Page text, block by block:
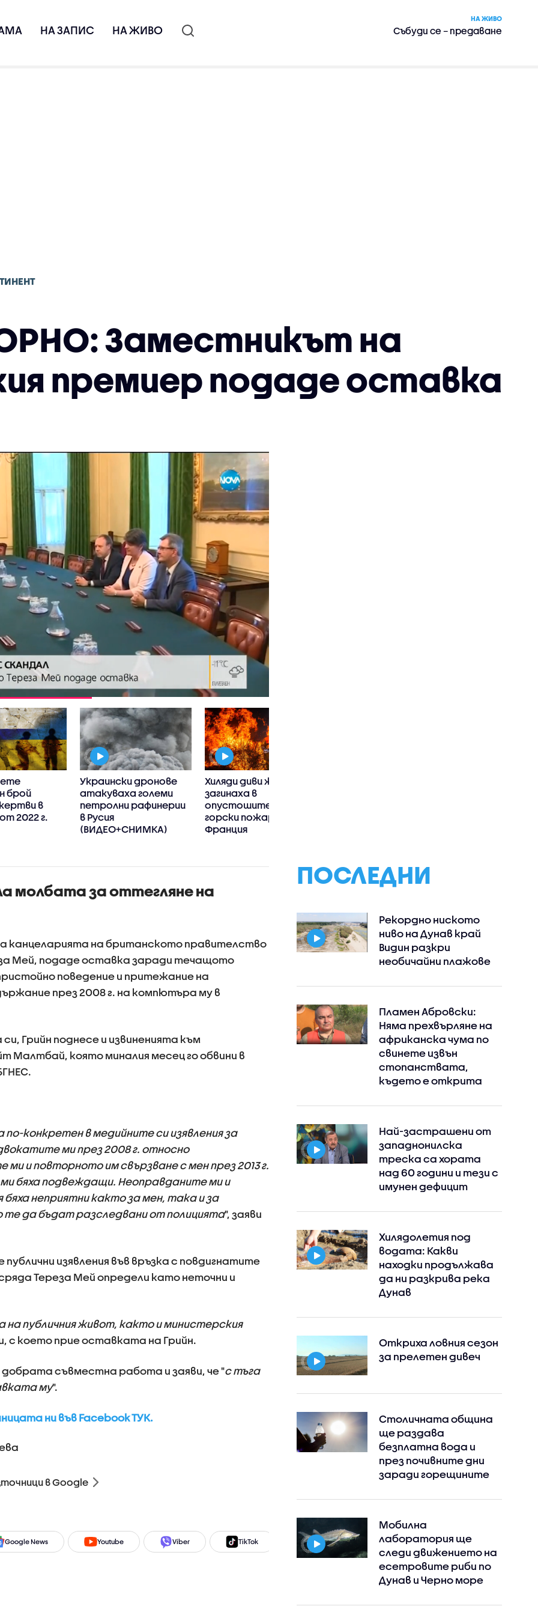
НА ЗАПИС НА ЖИВО
НА ЖИВО
Събуди се – предаване
Заместникът на
премиер подаде оставка
брой
в
2022 г.
Украински дронове
атакуваха големи
петролни рафинерии
в Русия
(ВИДЕО+СНИМКА)
Хиляди диви животни
загинаха в
опустошителните
горски пожари във
Франция
молбата за оттегляне на
канцеларията на британското правителство
Мей, подаде оставка заради течащото
поведение и притежание на
през 2008 г. на компютъра му в
Грийн поднесе и извиненията към
Малтбай, която миналия месец го обвини в
конкретен в медийните си изявления за
ми през 2008 г. относно
и повторното им свързване с мен през 2013 г.
ми бяха подвеждащи. Неоправданите ми и
неприятни както за мен, така и за
те да бъдат разследвани от полицията", заяви
изявления във връзка с повдигнатите
Тереза Мей определи като неточни и
на публичния живот, както и министерския
с което прие оставката на Грийн.
добрата съвместна работа и заяви, че "с тъга
му".
ни във Facebook ТУК.
в Google
Google News Youtube Viber TikTok Instagram Facebook
ПОСЛЕДНИ
Рекордно ниското
ниво на Дунав край
Видин разкри
необичайни плажове
Пламен Абровски:
Няма прехвърляне на
африканска чума по
свинете извън
стопанствата,
където е открита
Най-застрашени от
западнонилска
треска са хората
над 60 години и тези с
имунен дефицит
Хилядолетия под
водата: Какви
находки продължава
да ни разкрива река
Дунав
Откриха ловния сезон
за прелетен дивеч
Столичната община
ще раздава
безплатна вода и
през почивните дни
заради горещините
Мобилна
лаборатория ще
следи движението на
есетровите риби по
Дунав и Черно море